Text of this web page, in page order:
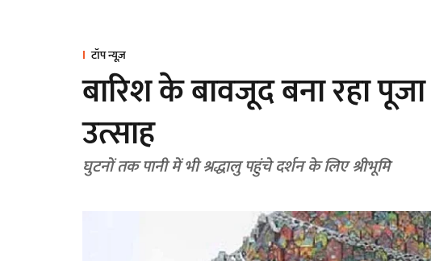
टॉप न्यूज़
बारिश के बावजूद बना रहा
उत्साह
घुटनों तक पानी में भी श्रद्धालु पहुंचे दर्शन के लिए श्रीभूमि